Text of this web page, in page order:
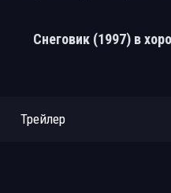
Снеговик (1997) в
Трейлер